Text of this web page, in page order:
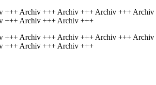
Archiv +++ Archiv +++ Archiv +++
+++ Archiv +++ Archiv +++
Archiv +++ Archiv +++ Archiv +++
+++ Archiv +++ Archiv +++